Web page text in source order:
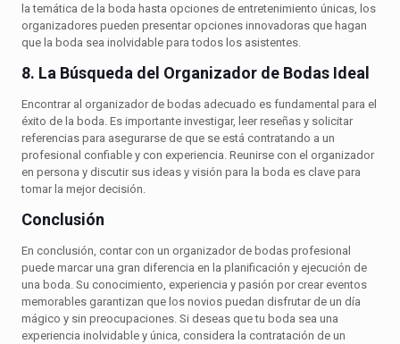
la temática de la boda hasta opciones de entretenimiento únicas, los
organizadores pueden presentar opciones innovadoras que hagan
que la boda sea inolvidable para todos los asistentes.
8. La Búsqueda del Organizador de Bodas Ideal
Encontrar al organizador de bodas adecuado es fundamental para el
éxito de la boda. Es importante investigar, leer reseñas y solicitar
referencias para asegurarse de que se está contratando a un
profesional confiable y con experiencia. Reunirse con el organizador
en persona y discutir sus ideas y visión para la boda es clave para
tomar la mejor decisión.
Conclusión
En conclusión, contar con un organizador de bodas profesional
puede marcar una gran diferencia en la planificación y ejecución de
una boda. Su conocimiento, experiencia y pasión por crear eventos
memorables garantizan que los novios puedan disfrutar de un día
mágico y sin preocupaciones. Si deseas que tu boda sea una
experiencia inolvidable y única, considera la contratación de un